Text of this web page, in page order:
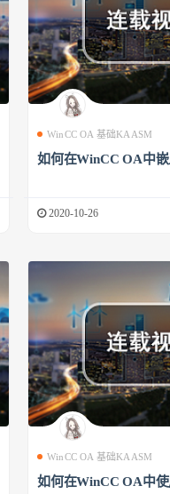
WinCC OA 基础KAASM
如何在WinCC OA中
2020-10-26
WinCC OA 基础KAASM
如何在WinCC OA中